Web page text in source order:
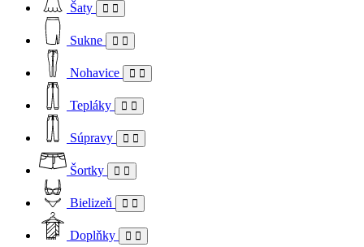
Šaty
Sukne
Nohavice
Tepláky
Súpravy
Šortky
Bielizeň
Doplňky